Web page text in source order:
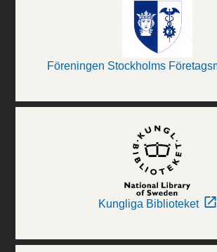
Föreningen Stockholms
Kungliga Biblioteket